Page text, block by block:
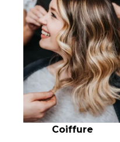
Coiffure